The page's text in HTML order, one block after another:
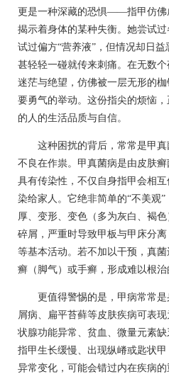
更是一种深藏的恐惧——指甲仿佛
揭示着身体的某种失衡。她尝试
试过偏方“营养液”，但情况却日益
甚轻轻一碰就传来刺痛。在无数
迷茫与绝望，仿佛被一层无形的
要勇气的举动。这份指尖的烦恼
的人的生活品质与自信。
这种困扰的背后，常常是甲
不良在作祟。甲真菌病是由皮肤
具有传染性，不仅自身指甲会相
染给家人。它绝非简单的“不美观
厚、变形、变色（多为灰白、褐
碎屑，严重时导致甲板与甲床分
等基本活动。若不加以干预，真
癣（脚气）或手癣，形成难以根治
更值得警惕的是，甲病常常
屑病、扁平苔藓等皮肤疾病可表
状腺功能异常、贫血、微量元素
指甲生长缓慢、出现纵嵴或匙状
异常变化，可能会错过内在疾病的